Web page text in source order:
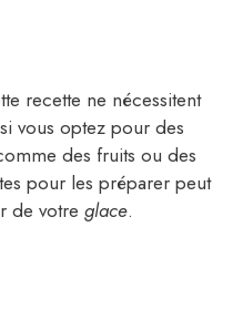
recette ne nécessitent
vous optez pour des
des fruits ou des
pour les préparer peut
de votre glace.